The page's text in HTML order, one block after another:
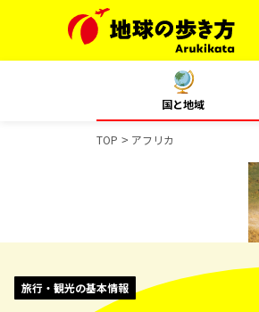
国と地域
TOP アフリカ
旅行・観光の基本情報